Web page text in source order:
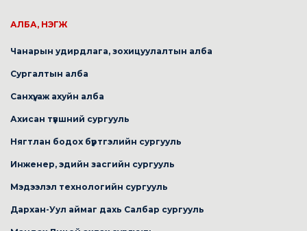
АЛБА, НЭГЖ
Чанарын удирдлага, зохицуулалтын алба
Сургалтын алба
Санхүү, аж ахуйн алба
Ахисан түвшний сургууль
Нягтлан бодох бүртгэлийн сургууль
Инженер, эдийн засгийн сургууль
Мэдээлэл технологийн сургууль
Дархан-Уул аймаг дахь Салбар сургууль